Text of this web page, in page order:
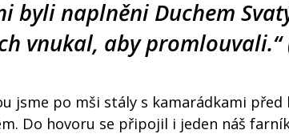
byli naplněni Duchem
vnukal, aby promlouvali.“
jsme po mši stály s kamarádkami
Do hovoru se připojil i jeden náš